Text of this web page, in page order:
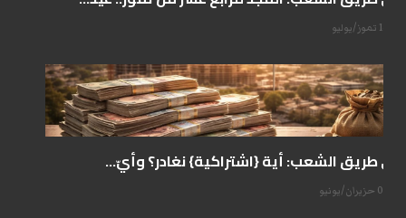
14 تموز/يوليو
على طريق الشعب: أية {اشتراكية} نغادر؟ وأيّ...
07 حزيران/يونيو